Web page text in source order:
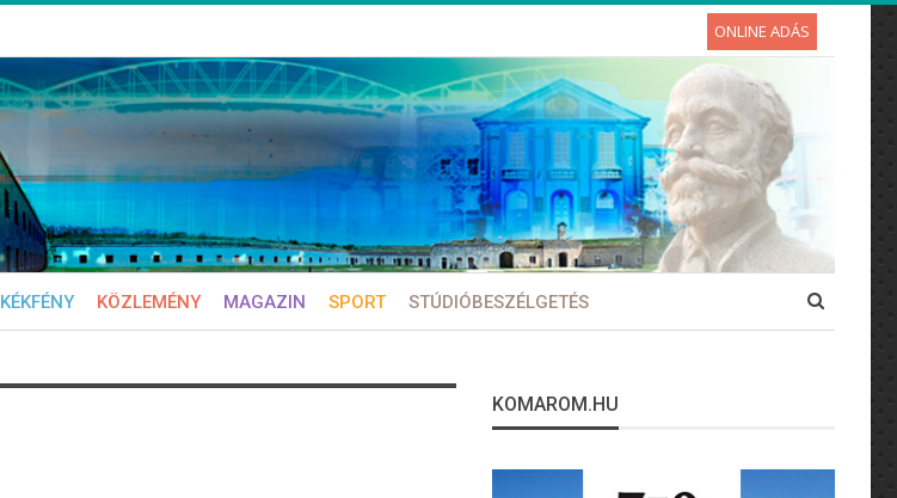
ONLINE ADÁS
KÉKFÉNY KÖZLEMÉNY MAGAZIN SPORT STÚDIÓBESZÉLGETÉS
KOMAROM.HU